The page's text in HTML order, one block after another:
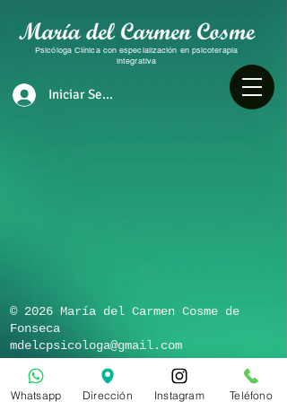
Psicóloga Clínica con especialización en psicoterapia
integrativa
Iniciar Sesión
​© 2026 María del Carmen Cosme de
Fonseca
mdelcpsicologa@gmail.com
Whatsapp Dirección Instagram Teléfono